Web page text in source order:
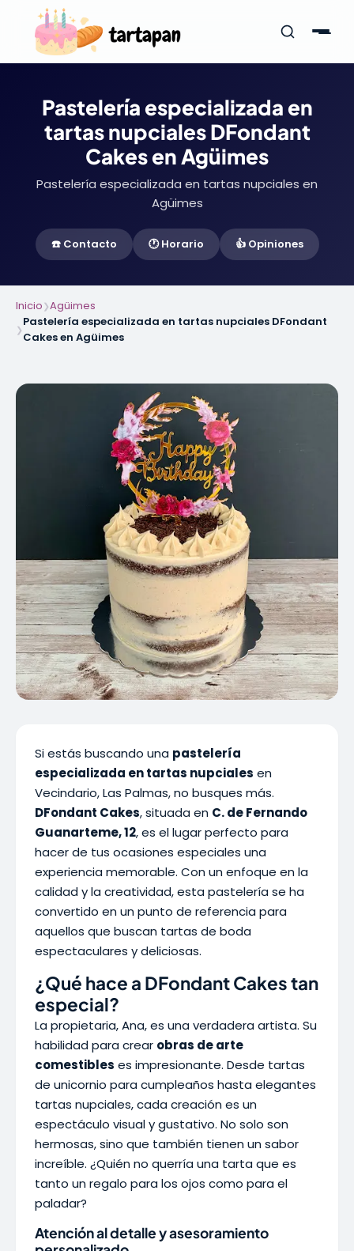
Pastelería especializada en
tartas nupciales DFondant
Cakes en Agüimes
Pastelería especializada en tartas nupciales en
Agüimes
☎️ Contacto 🕐 Horario 👍 Opiniones
Inicio❯Agüimes
❯
Pastelería especializada en tartas nupciales DFondant
Cakes en Agüimes
Si estás buscando una pastelería
especializada en tartas nupciales en
Vecindario, Las Palmas, no busques más.
DFondant Cakes, situada en C. de Fernando
Guanarteme, 12, es el lugar perfecto para
hacer de tus ocasiones especiales una
experiencia memorable. Con un enfoque en la
calidad y la creatividad, esta pastelería se ha
convertido en un punto de referencia para
aquellos que buscan tartas de boda
espectaculares y deliciosas.
¿Qué hace a DFondant Cakes tan
especial?
La propietaria, Ana, es una verdadera artista. Su
habilidad para crear obras de arte
comestibles es impresionante. Desde tartas
de unicornio para cumpleaños hasta elegantes
tartas nupciales, cada creación es un
espectáculo visual y gustativo. No solo son
hermosas, sino que también tienen un sabor
increíble. ¿Quién no querría una tarta que es
tanto un regalo para los ojos como para el
paladar?
Atención al detalle y asesoramiento